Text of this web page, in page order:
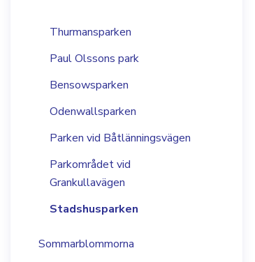
Thurmansparken
Paul Olssons park
Bensowsparken
Odenwallsparken
Parken vid Båtlänningsvägen
Parkområdet vid
Grankullavägen
Stadshusparken
Sommarblommorna